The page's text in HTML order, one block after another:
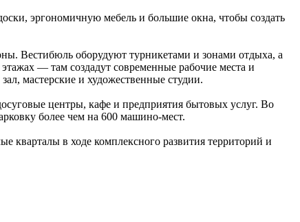
эргономичную мебель и большие окна, чтобы создать
Вестибюль оборудуют турникетами и зонами отдыха, а
— там создадут современные рабочие места и
мастерские и художественные студии.
центры, кафе и предприятия бытовых услуг. Во
более чем на 600 машино-мест.
в ходе комплексного развития территорий и